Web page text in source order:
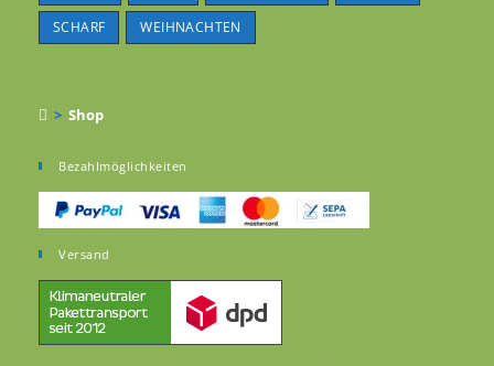
SCHARF WEIHNACHTEN
> Shop
Bezahlmöglichkeiten
Versand